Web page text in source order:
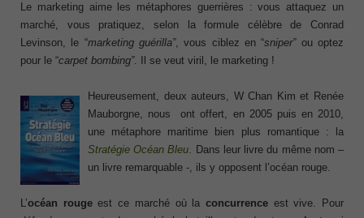
Le marketing aime les métaphores guerrières : vous attaquez un
marché, vous pratiquez, selon la formule célèbre de Conrad
Levinson, le “marketing guérilla”, vous ciblez en “sniper”ou optez
pour le “carpet bombing”. Il se veut viril, le marketing !
Heureusement, deux auteurs, W Chan Kim et Renée
Mauborgne, nous ont offert, en 2005 puis en 2010,
une métaphore maritime bien plus romantique : la
Stratégie Océan Bleu. Dans leur livre du même nom –
un livre remarquable -, ils y opposent l’océan rouge.
L’océan rougeest ce marché où la concurrenceest vive. Pour